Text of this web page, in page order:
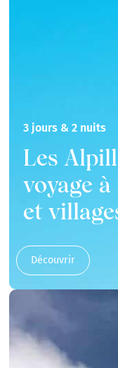
3 jours & 2 nuits
Les
voyage
et
Découvrir